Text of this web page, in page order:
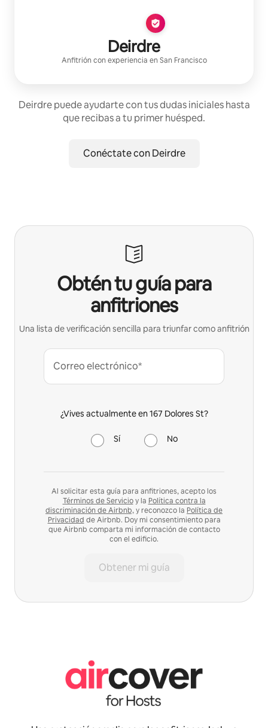
Deirdre
Anfitrión con experiencia en San Francisco
Deirdre puede ayudarte con tus dudas iniciales hasta
que recibas a tu primer huésped.
Conéctate con Deirdre
Obtén tu guía para
anfitriones
Una lista de verificación sencilla para triunfar como anfitrión
Correo electrónico*
¿Vives actualmente en 167 Dolores St?
Sí No
Al solicitar esta guía para anfitriones, acepto los
Términos de Servicioy la Política contra la
discriminación de Airbnb,y reconozco la Política de
Privacidad de Airbnb. Doy mi consentimiento para
que Airbnb comparta mi información de contacto
con el edificio.
Obtener mi guía